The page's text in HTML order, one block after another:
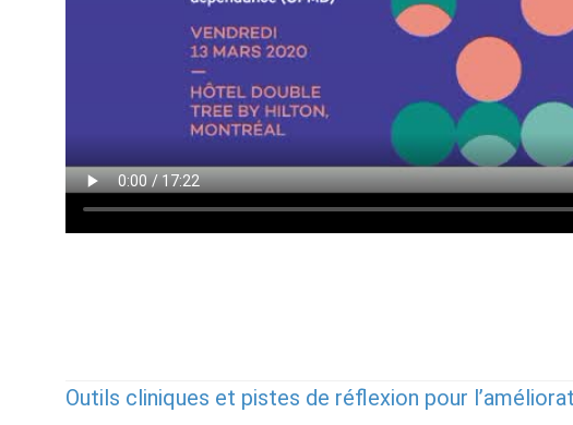
Outils cliniques et pistes de réflexion pour